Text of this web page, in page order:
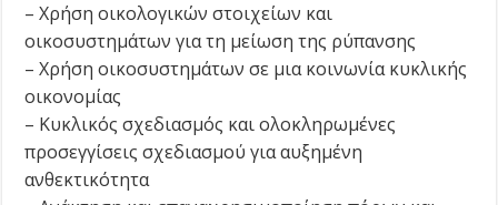
– Χρήση οικολογικών στοιχείων και
οικοσυστημάτων για τη μείωση της ρύπανσης
– Χρήση οικοσυστημάτων σε μια κοινωνία κυκλικής
οικονομίας
– Κυκλικός σχεδιασμός και ολοκληρωμένες
προσεγγίσεις σχεδιασμού για αυξημένη
ανθεκτικότητα